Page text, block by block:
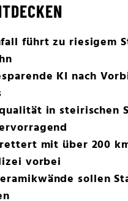
führt zu riesigem
KI nach
in steirischen
mit über 200
vorbei
sollen